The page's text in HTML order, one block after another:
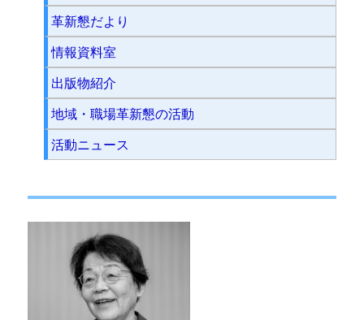
革新懇だより
情報資料室
出版物紹介
地域・職場革新懇の活動
活動ニュース